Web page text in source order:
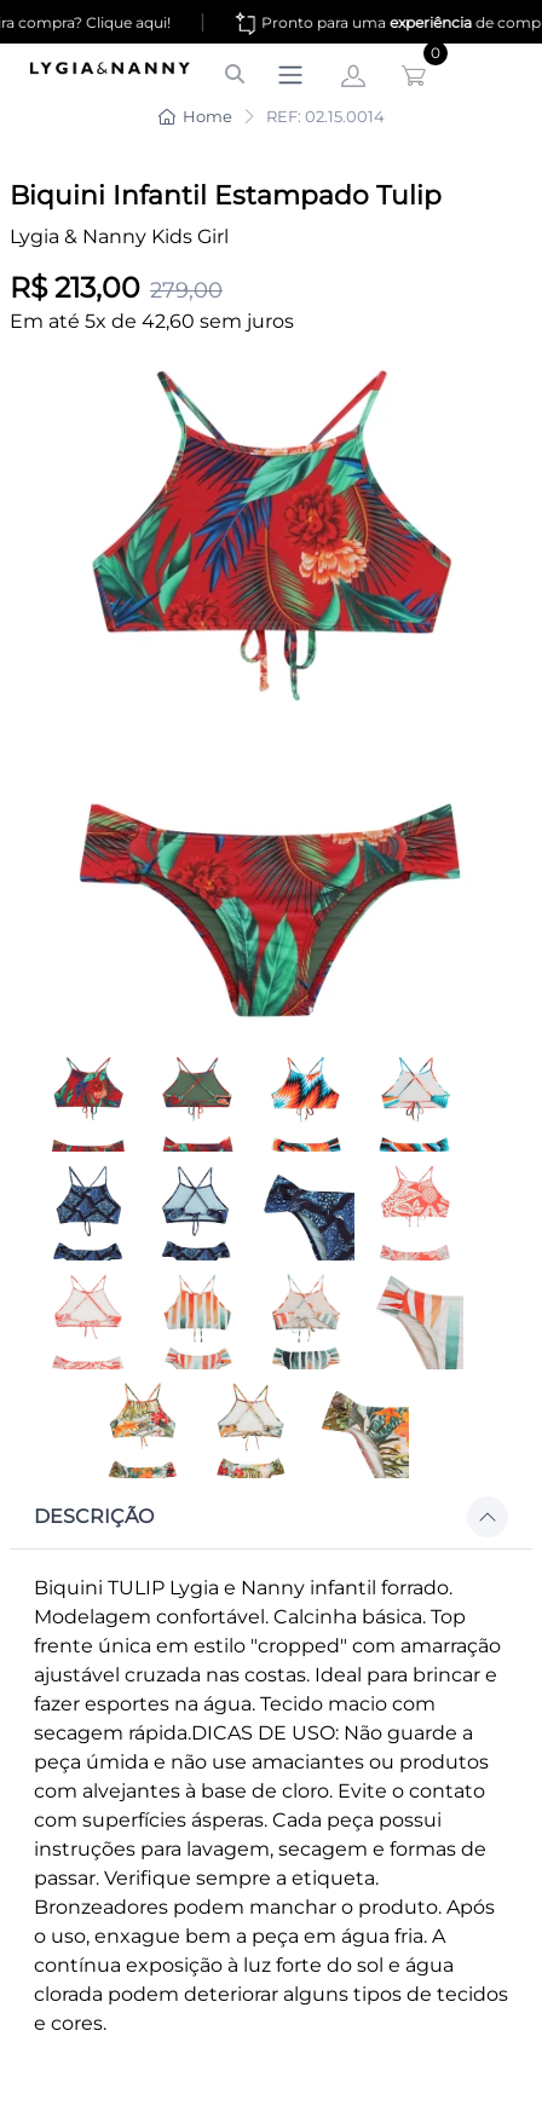
Clique aqui! Pronto para umaexperiênciade
0
Home REF: 02.15.0014
Biquini Infantil Estampado Tulip
Lygia & Nanny Kids Girl
R$ 213,00 279,00
Em até 5x de 42,60 sem juros
DESCRIÇÃO
Biquini TULIP Lygia e Nanny infantil forrado.
Modelagem confortável. Calcinha básica. Top
frente única em estilo "cropped" com amarração
ajustável cruzada nas costas. Ideal para brincar e
fazer esportes na água. Tecido macio com
secagem rápida.DICAS DE USO: Não guarde a
peça úmida e não use amaciantes ou produtos
com alvejantes à base de cloro. Evite o contato
com superfícies ásperas. Cada peça possui
instruções para lavagem, secagem e formas de
passar. Verifique sempre a etiqueta.
Bronzeadores podem manchar o produto. Após
o uso, enxague bem a peça em água fria. A
contínua exposição à luz forte do sol e água
clorada podem deteriorar alguns tipos de tecidos
e cores.